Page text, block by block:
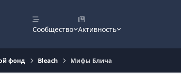
Сообщество Активность
фонд Bleach Мифы Блича